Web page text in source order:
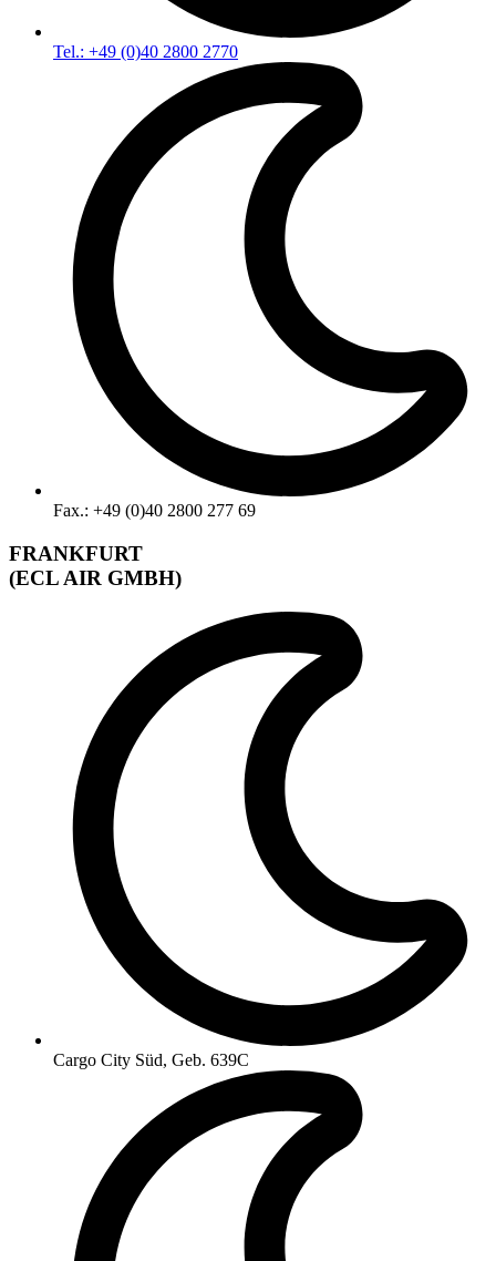
Tel.: +49 (0)40 2800 2770
Fax.: +49 (0)40 2800 277 69
FRANKFURT
(ECL AIR GMBH)
Cargo City Süd, Geb. 639C